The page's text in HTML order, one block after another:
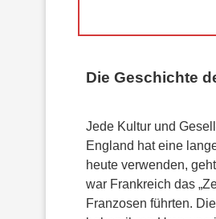
Die Geschichte
Jede Kultur und
England hat eine
heute verwenden,
war Frankreich das
Franzosen führten.